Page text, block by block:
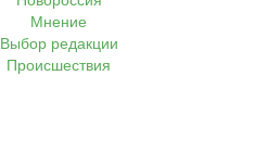
Мнение
Выбор редакции
Происшествия